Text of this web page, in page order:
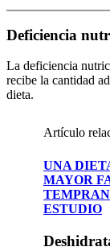
Deficiencia
La deficiencia
recibe la cantidad
dieta.
Artículo
UNA
MAYOR
ESTUDIO